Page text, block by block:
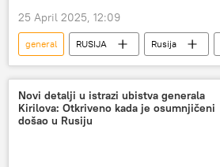
25 April 2025, 12:09
general RUSIJA Rusija
Oružane snage Rusije
Novi detalji u istrazi ubistva generala
Kirilova: Otkriveno kada je osumnjičeni
došao u Rusiju